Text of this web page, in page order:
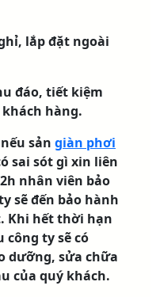
lắp đặt ngoài
đáo, tiết kiệm
hàng.
sản giàn phơi
sai sót gì xin liên
nhân viên bảo
sẽ đến bảo hành
Khi hết thời hạn
công ty sẽ có
dưỡng, sửa chữa
của quý khách.